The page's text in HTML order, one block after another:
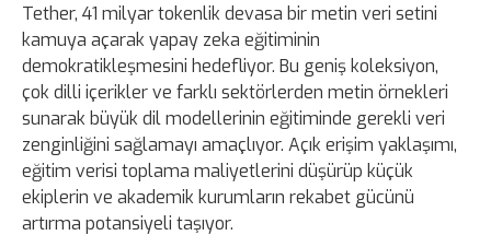
Tether, 41 milyar tokenlik devasa bir metin veri setini
kamuya açarak yapay zeka eğitiminin
demokratikleşmesini hedefliyor. Bu geniş koleksiyon,
çok dilli içerikler ve farklı sektörlerden metin örnekleri
sunarak büyük dil modellerinin eğitiminde gerekli veri
zenginliğini sağlamayı amaçlıyor. Açık erişim yaklaşımı,
eğitim verisi toplama maliyetlerini düşürüp küçük
ekiplerin ve akademik kurumların rekabet gücünü
artırma potansiyeli taşıyor.